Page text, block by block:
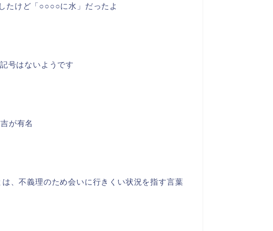
たけど「○○○○に水」だったよ
号はないようです
が有名
、不義理のため会いに行きくい状況を指す言葉